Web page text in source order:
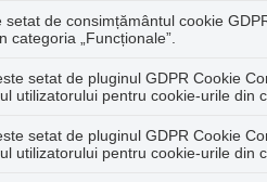
setat de consimțământul cookie
categoria „Funcționale”.
setat de pluginul GDPR Cookie
utilizatorului pentru cookie-urile din
setat de pluginul GDPR Cookie
utilizatorului pentru cookie-urile din